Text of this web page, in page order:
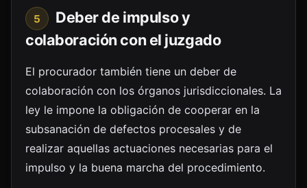
5
Deber de impulso y
colaboración con el juzgado
El procurador también tiene un deber de
colaboración con los órganos jurisdiccionales. La
ley le impone la obligación de cooperar en la
subsanación de defectos procesales y de
realizar aquellas actuaciones necesarias para el
impulso y la buena marcha del procedimiento.